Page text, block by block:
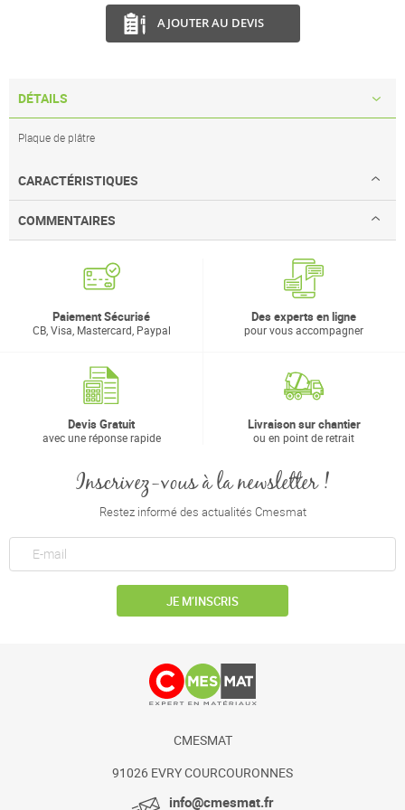
AJOUTER AU DEVIS
DÉTAILS
Plaque de plâtre
CARACTÉRISTIQUES
COMMENTAIRES
Paiement Sécurisé
CB, Visa, Mastercard, Paypal
Des experts en ligne
pour vous accompagner
Devis Gratuit
avec une réponse rapide
Livraison sur chantier
ou en point de retrait
Inscrivez-vous à la newsletter !
Restez informé des actualités Cmesmat
JE M’INSCRIS
CMESMAT
91026 EVRY COURCOURONNES
info@cmesmat.fr